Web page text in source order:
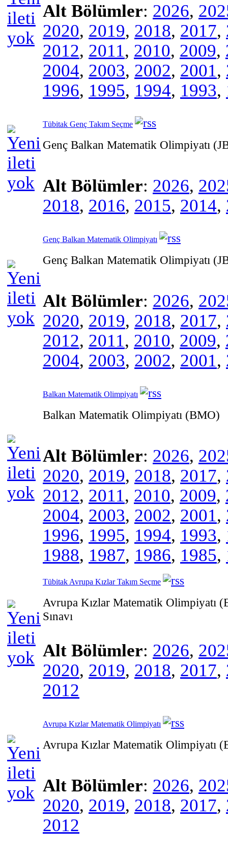
Alt Bölümler: 2026,
2020, 2019, 2018, 2017,
2012, 2011, 2010, 2009,
2004, 2003, 2002, 2001,
1996, 1995, 1994, 1993,
Tübitak Genç Takım Seçme
Genç Balkan Matematik Olimpiyatı
Alt Bölümler: 2026,
2018, 2016, 2015, 2014,
Genç Balkan Matematik Olimpiyatı
Genç Balkan Matematik Olimpiyatı
Alt Bölümler: 2026,
2020, 2019, 2018, 2017,
2012, 2011, 2010, 2009,
2004, 2003, 2002, 2001,
Balkan Matematik Olimpiyatı
Balkan Matematik Olimpiyatı (BMO)
Alt Bölümler: 2026,
2020, 2019, 2018, 2017,
2012, 2011, 2010, 2009,
2004, 2003, 2002, 2001,
1996, 1995, 1994, 1993,
1988, 1987, 1986, 1985,
Tübitak Avrupa Kızlar Takım Seçme
Avrupa Kızlar Matematik Olimpiyatı
Sınavı
Alt Bölümler: 2026,
2020, 2019, 2018, 2017,
2012
Avrupa Kızlar Matematik Olimpiyatı
Avrupa Kızlar Matematik Olimpiyatı
Alt Bölümler: 2026,
2020, 2019, 2018, 2017,
2012